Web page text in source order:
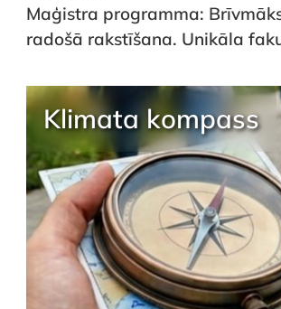
Maģistra programma:
radošā rakstīšana. Unikāla
Klimata kompass